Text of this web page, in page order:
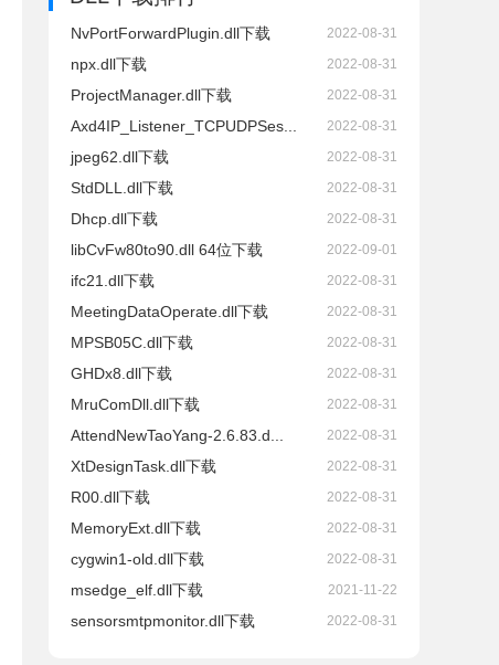
NvPortForwardPlugin.dll下载 2022-08-31
npx.dll下载 2022-08-31
ProjectManager.dll下载 2022-08-31
Axd4IP_Listener_TCPUDPSes... 2022-08-31
jpeg62.dll下载 2022-08-31
StdDLL.dll下载 2022-08-31
Dhcp.dll下载 2022-08-31
libCvFw80to90.dll 64位下载 2022-09-01
ifc21.dll下载 2022-08-31
MeetingDataOperate.dll下载 2022-08-31
MPSB05C.dll下载 2022-08-31
GHDx8.dll下载 2022-08-31
MruComDll.dll下载 2022-08-31
AttendNewTaoYang-2.6.83.d... 2022-08-31
XtDesignTask.dll下载 2022-08-31
R00.dll下载 2022-08-31
MemoryExt.dll下载 2022-08-31
cygwin1-old.dll下载 2022-08-31
msedge_elf.dll下载 2021-11-22
sensorsmtpmonitor.dll下载 2022-08-31